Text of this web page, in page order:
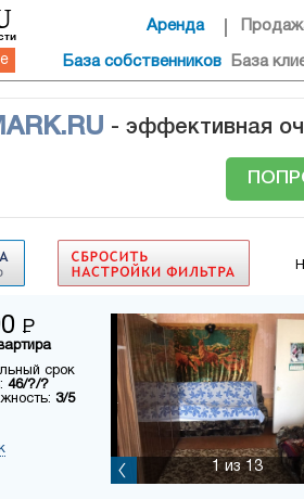
Аренда
База собственников База
- эффективная
Р
срок
46/?/?
3/5
1из 13